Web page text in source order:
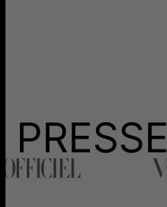
PRESSE